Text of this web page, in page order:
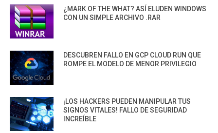
¿MARK OF THE WHAT? ASÍ ELUDEN WINDOWS
CON UN SIMPLE ARCHIVO .RAR
DESCUBREN FALLO EN GCP CLOUD RUN QUE
ROMPE EL MODELO DE MENOR PRIVILEGIO
¡LOS HACKERS PUEDEN MANIPULAR TUS
SIGNOS VITALES! FALLO DE SEGURIDAD
INCREÍBLE